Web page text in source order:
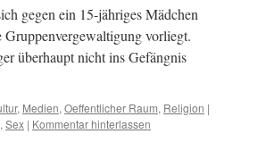
gegen ein 15-jähriges Mädchen
vorliegt.
überhaupt nicht ins Gefängnis
, Medien, Oeffentlicher Raum, Religion |
, Sex | Kommentar hinterlassen